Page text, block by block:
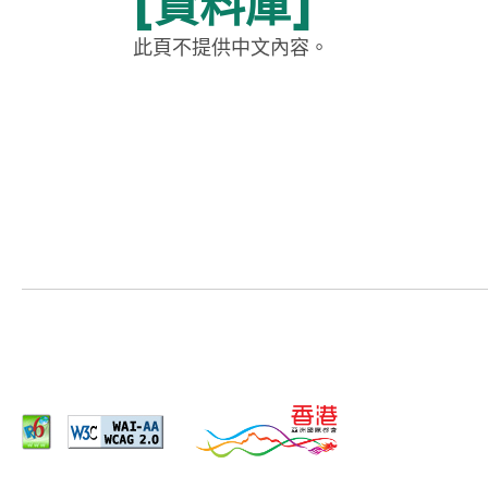
此頁不提供中文內容。